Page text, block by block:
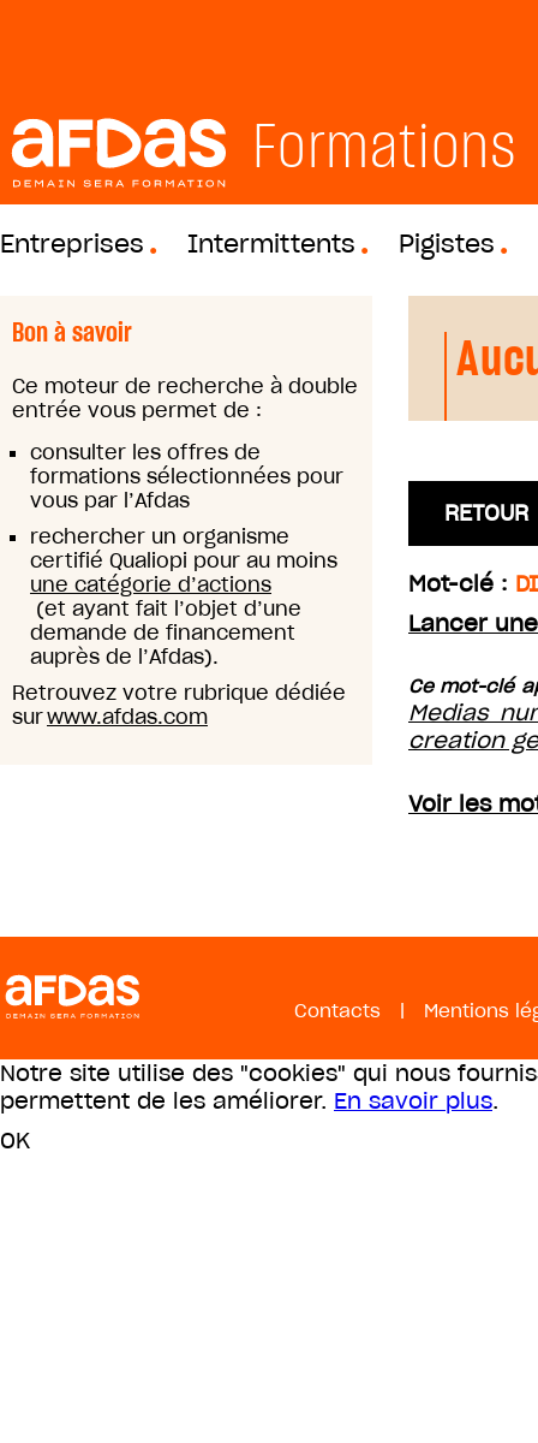
Formations
Entreprises Intermittents Pigistes
Bon à savoir
Ce moteur de recherche à double
entrée vous permet de :
consulter les offres de
formations sélectionnées pour
vous par l’Afdas
rechercher un organisme
certifié Qualiopi pour au moins
une catégorie d’actions
(et ayant fait l’objet d’une
demande de financement
auprès de l’Afdas).
Retrouvez votre rubrique dédiée
surwww.afdas.com
RETOUR
Mot-clé :
Lancer
Ce mot-clé
Medias
creation
Voir les
Contacts | Mentions
Notre site utilise des "cookies" qui nous
permettent de les améliorer. En savoir plus.
OK